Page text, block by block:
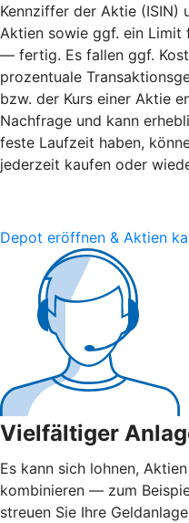
Kennziffer der Aktie (ISIN)
Aktien sowie ggf. ein
— fertig. Es fallen ggf.
prozentuale
bzw. der Kurs einer Aktie
Nachfrage und kann
feste Laufzeit haben,
jederzeit kaufen oder
Depot eröffnen & Aktien
Vielfältiger
Es kann sich lohnen,
kombinieren — zum
streuen Sie Ihre